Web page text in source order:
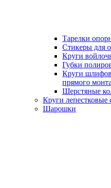
Тарелки
Стикеры для
Круги
Губки
Круги
прямого
Шерстяные
Круги лепестковые
Шарошки